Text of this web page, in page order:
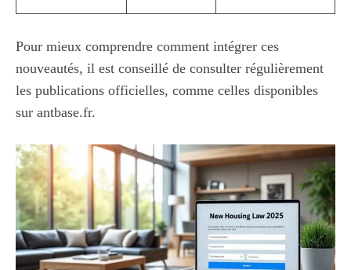
Pour mieux comprendre comment intégrer ces
nouveautés, il est conseillé de consulter régulièrement
les publications officielles, comme celles disponibles
sur antbase.fr.